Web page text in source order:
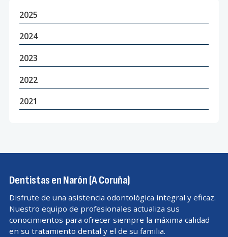
2025
2024
2023
2022
2021
Dentistas en Narón (A Coruña)
Disfrute de una asistencia odontológica integral y eficaz.
Nuestro equipo de profesionales actualiza sus
conocimientos para ofrecer siempre la máxima calidad
en su tratamiento dental y el de su familia.